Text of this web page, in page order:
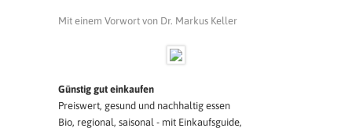
Mit einem Vorwort von Dr. Markus Keller
Günstig gut einkaufen
Preiswert, gesund und nachhaltig essen
Bio, regional, saisonal - mit Einkaufsguide,